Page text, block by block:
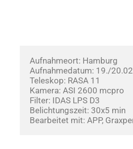
Aufnahmeort: Hamburg
Aufnahmedatum: 19./
Teleskop: RASA 11
Kamera: ASI 2600 mcpro
Filter: IDAS LPS D3
Belichtungszeit: 30x5 min
Bearbeitet mit: APP,